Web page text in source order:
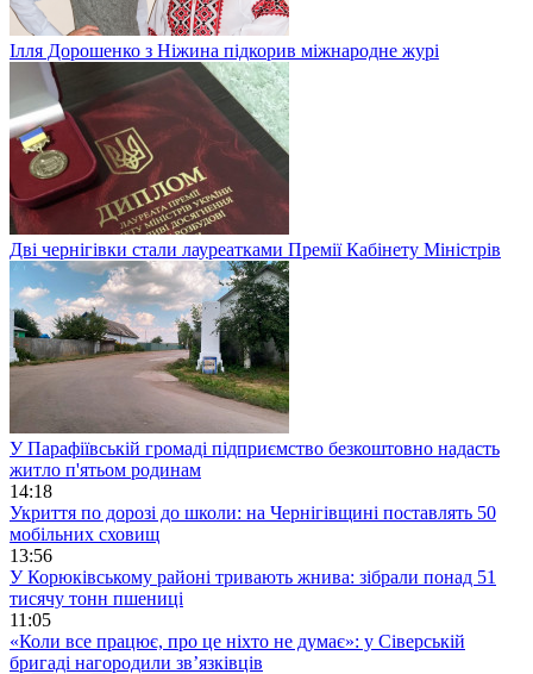
Ілля Дорошенко з Ніжина підкорив міжнародне журі
Дві чернігівки стали лауреатками Премії Кабінету Міністрів
У Парафіївській громаді підприємство безкоштовно надасть
житло п'ятьом родинам
14:18
Укриття по дорозі до школи: на Чернігівщині поставлять 50
мобільних сховищ
13:56
У Корюківському районі тривають жнива: зібрали понад 51
тисячу тонн пшениці
11:05
«Коли все працює, про це ніхто не думає»: у Сіверській
бригаді нагородили зв’язківців